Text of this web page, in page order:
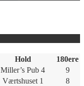
Hold
180ere
Miller’s Pub 4
9
Værtshuset 1
8